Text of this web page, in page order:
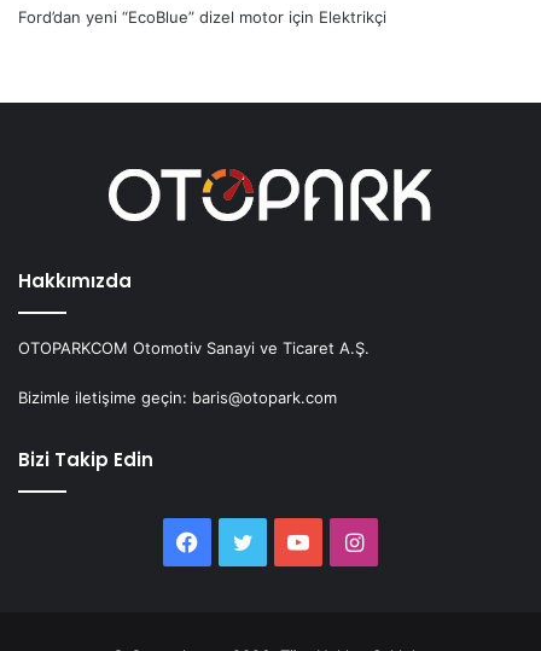
Ford’dan yeni “EcoBlue” dizel motor için Elektrikçi
Hakkımızda
OTOPARKCOM Otomotiv Sanayi ve Ticaret A.Ş.
Bizimle iletişime geçin: baris@otopark.com
Bizi Takip Edin
Facebook
Twitter YouTubeInstagram